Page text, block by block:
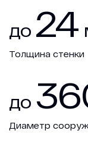
до 24
Толщина стенки
до
Диаметр